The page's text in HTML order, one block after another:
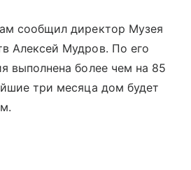
сообщил директор Музея
Алексей Мудров. По его
выполнена более чем на 85
три месяца дом будет